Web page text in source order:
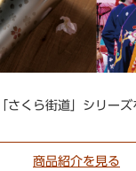
さくら街道」シリーズ
商品紹介を見る